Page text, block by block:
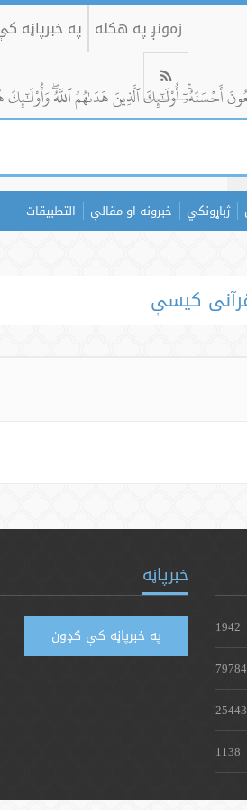
زمونږ په هکله په خبرپاڼه
أَحۡسَنَهُۥٓۚ أُوْلَٰٓئِكَ ٱلَّذِينَ هَدَىٰهُمُ ٱللَّهُۖ وَأُوْلَٰٓئِكَ
ژباړونکي خبرونه او مقالې التطبيقات
کیسې
1942
1138
خبرپاڼه
په خبرپاڼه کې ګډون